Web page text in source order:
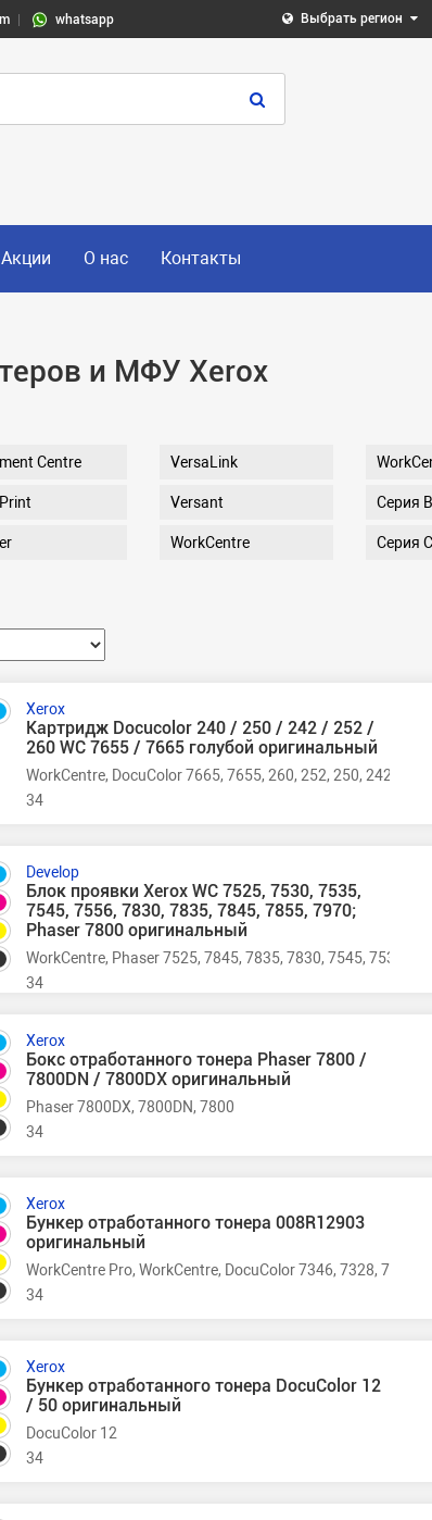
whatsapp Выбрать регион
Акции О нас Контакты
и МФУ Xerox
Centre VersaLink
Versant
WorkCentre
Серия B
Серия C
Xerox
Картридж Docucolor 240 / 250 / 242 / 252 /
260 WC 7655 / 7665 голубой оригинальный
WorkCentre, DocuColor 7665, 7655, 260, 252, 250, 242, 240
34
Develop
Блок проявки Xerox WC 7525, 7530, 7535,
7545, 7556, 7830, 7835, 7845, 7855, 7970;
Phaser 7800 оригинальный
WorkCentre, Phaser 7525, 7845, 7835, 7830, 7545, 7535,
34
Xerox
Бокс отработанного тонера Phaser 7800 /
7800DN / 7800DX оригинальный
Phaser 7800DX, 7800DN, 7800
34
Xerox
Бункер отработанного тонера 008R12903
оригинальный
WorkCentre Pro, WorkCentre, DocuColor 7346, 7328, 7245,
34
Xerox
Бункер отработанного тонера DocuColor 12
/ 50 оригинальный
DocuColor 12
34